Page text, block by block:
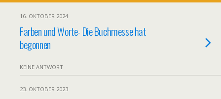
16. OKTOBER 2024
Farben und Worte- Die Buchmesse hat
begonnen
KEINE ANTWORT
23. OKTOBER 2023